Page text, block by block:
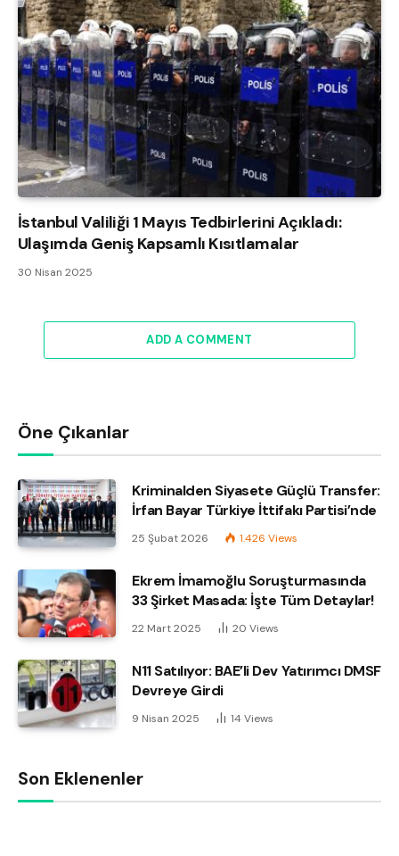
İstanbul Valiliği 1 Mayıs Tedbirlerini Açıkladı:
Ulaşımda Geniş Kapsamlı Kısıtlamalar
30 Nisan 2025
ADD A COMMENT
Öne Çıkanlar
Kriminalden Siyasete Güçlü Transfer:
İrfan Bayar Türkiye İttifakı Partisi’nde
25 Şubat 2026 1.426 Views
Ekrem İmamoğlu Soruşturmasında
33 Şirket Masada: İşte Tüm Detaylar!
22 Mart 2025 20 Views
N11 Satılıyor: BAE’li Dev Yatırımcı DMSF
Devreye Girdi
9 Nisan 2025 14 Views
Son Eklenenler